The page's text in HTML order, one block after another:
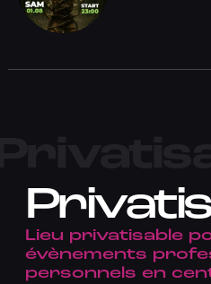
Lieu privatisable
évènements
personnels en